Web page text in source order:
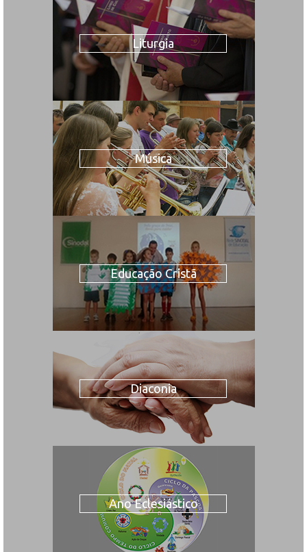
Liturgia
Música
Educação Cristã
Diaconia
Ano Eclesiástico